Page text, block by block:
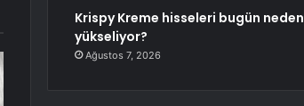
Krispy Kreme hisseleri bugün neden
yükseliyor?
Ağustos 7, 2026